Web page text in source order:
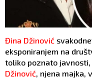
Đina Džinović
eksponiranjem na
toliko poznato
Džinović, njena majka,